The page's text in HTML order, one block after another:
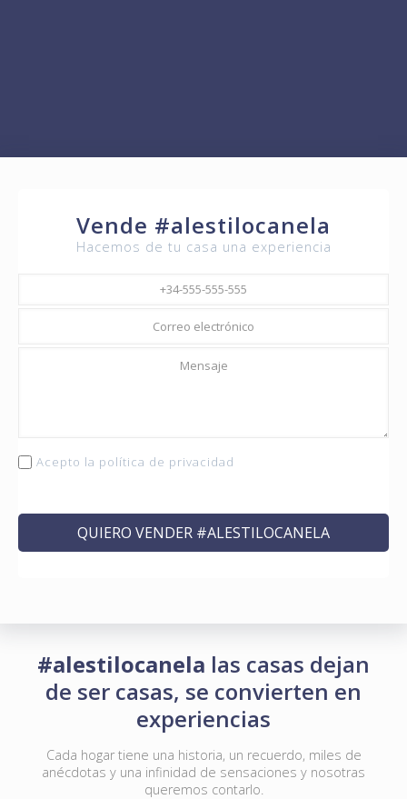
Vende #alestilocanela
Hacemos de tu casa una experiencia
Acepto la política de privacidad
#alestilocanela las casas dejan
de ser casas, se convierten en
experiencias
Cada hogar tiene una historia, un recuerdo, miles de
anécdotas y una infinidad de sensaciones y nosotras
queremos contarlo.